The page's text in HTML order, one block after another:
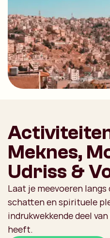
Meknes,
Udriss &
Laat je meevoeren
schatten en spirituele
indrukwekkende deel
heeft.